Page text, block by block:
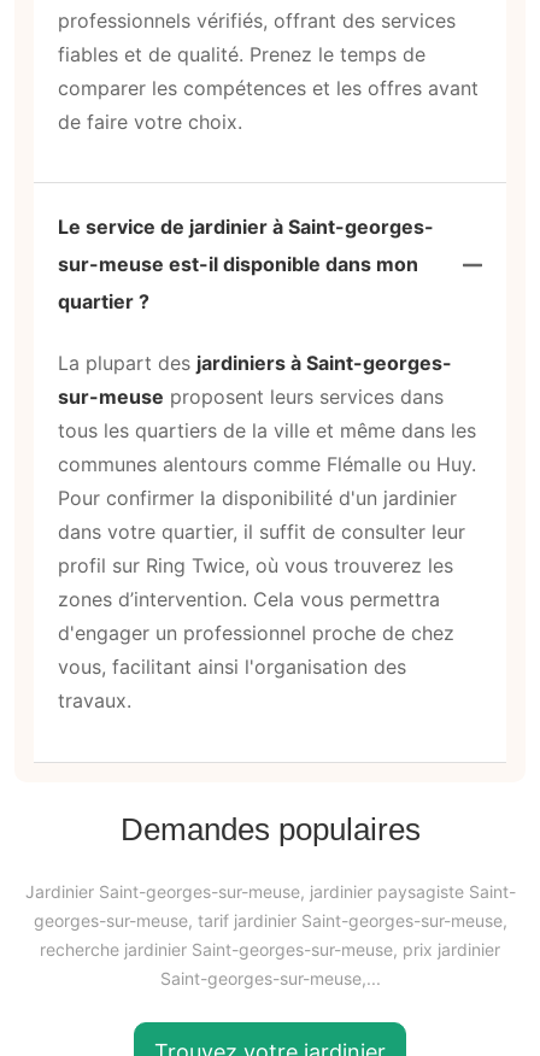
professionnels vérifiés, offrant des services
fiables et de qualité. Prenez le temps de
comparer les compétences et les offres avant
de faire votre choix.
Le service de jardinier à Saint-georges-
sur-meuse est-il disponible dans mon
quartier ?
La plupart des jardiniers à Saint-georges-
sur-meuse proposent leurs services dans
tous les quartiers de la ville et même dans les
communes alentours comme Flémalle ou Huy.
Pour confirmer la disponibilité d'un jardinier
dans votre quartier, il suffit de consulter leur
profil sur Ring Twice, où vous trouverez les
zones d’intervention. Cela vous permettra
d'engager un professionnel proche de chez
vous, facilitant ainsi l'organisation des
travaux.
Demandes populaires
Jardinier Saint-georges-sur-meuse, jardinier paysagiste Saint-
georges-sur-meuse, tarif jardinier Saint-georges-sur-meuse,
recherche jardinier Saint-georges-sur-meuse, prix jardinier
Saint-georges-sur-meuse,...